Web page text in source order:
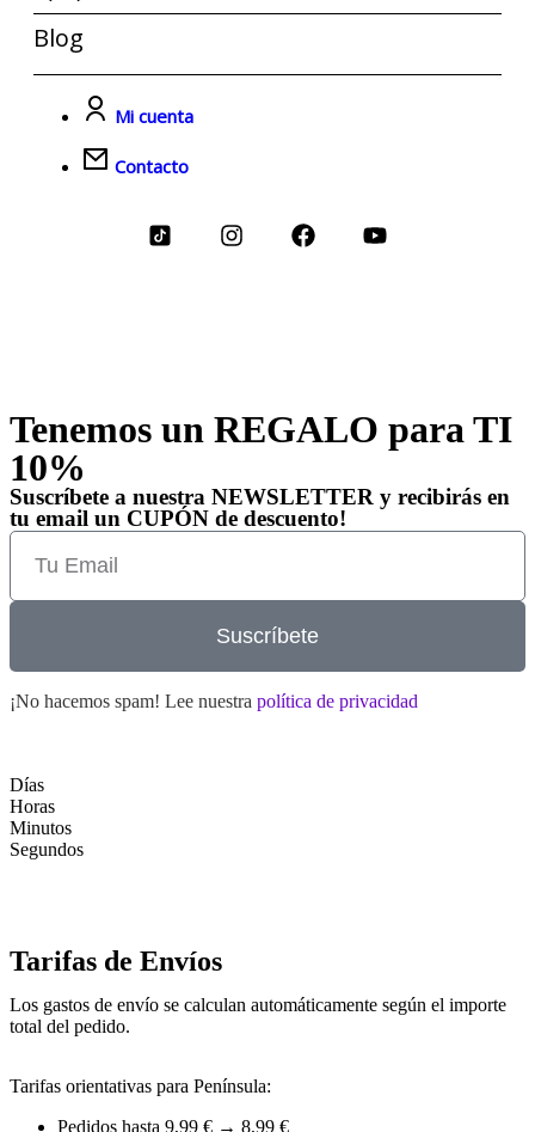
Blog
Mi cuenta
Contacto
Tenemos un REGALO para TI
10%
Suscríbete a nuestra NEWSLETTER y recibirás en
tu email un CUPÓN de descuento!
Suscríbete
¡No hacemos spam! Lee nuestra política de privacidad
Días
Horas
Minutos
Segundos
Tarifas de Envíos
Los gastos de envío se calculan automáticamente según el importe
total del pedido.
Tarifas orientativas para Península:
Pedidos hasta 9,99 € → 8,99 €